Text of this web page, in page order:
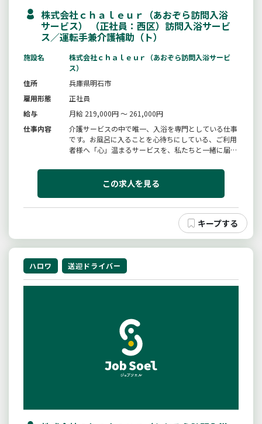
株式会社ｃｈａｌｅｕｒ（あおぞら訪問入浴
サービス） （正社員：西区）訪問入浴サービ
ス／運転手兼介護補助（ト）
施設名
株式会社ｃｈａｌｅｕｒ（あおぞら訪問入浴サービ
ス）
住所
兵庫県明石市
雇用形態
正社員
給与
月給 219,000円 ～ 261,000円
仕事内容
介護サービスの中で唯一、入浴を専門としている仕事
です。お風呂に入ることを心待ちにしている、ご利用
者様へ「心」温まるサービスを、私たちと一緒に届け
名・看護職員１名）で、ご利用者様宅へ軽自動車で訪
問し、専用の浴槽を使用して入浴のサポートを致しま
この求人を見る
ハロワ 送迎ドライバー